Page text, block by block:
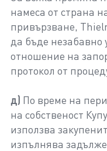
намеса от страна
привързване,
да бъде
отношение на
протокол от
д) По време на
на собственост
използва
изпълнява